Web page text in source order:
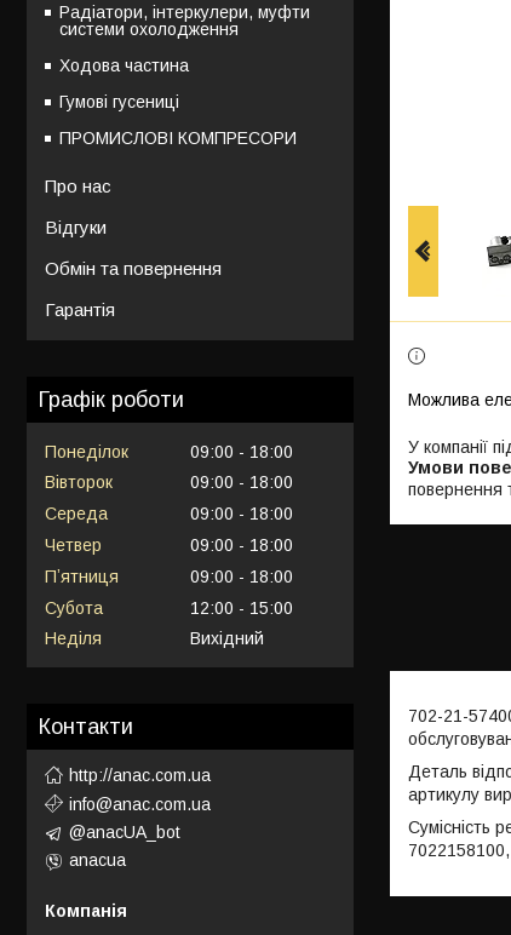
У компанії
повернення
702-21-
Деталь
артикулу
Сумісність
Радіатори, інтеркулери, муфти
системи охолодження
Ходова частина
Гумові гусениці
ПРОМИСЛОВІ КОМПРЕСОРИ
Про нас
Відгуки
Обмін та повернення
Гарантія
Графік роботи
Понеділок 09:00
18:00
Вівторок
09:00
18:00
Середа
09:00
18:00
Четвер
09:00
18:00
Пʼятниця
09:00
18:00
Субота
12:00
15:00
Неділя
Вихідний
Контакти
http://anac.com.ua
info@anac.com.ua
@anacUA_bot
anacua